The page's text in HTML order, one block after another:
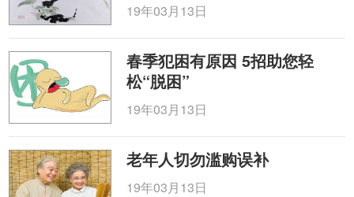
19年03月13日
春季犯困有原因 5招助您轻
松“脱困”
19年03月13日
老年人切勿滥购误补
19年03月13日